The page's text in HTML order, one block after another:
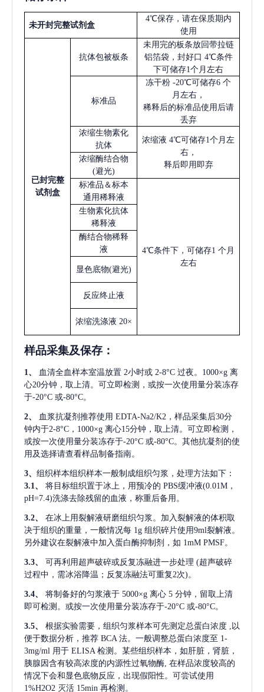
未开封完整试剂盒
4℃保存，请在保质期内
使用
已封完整
试剂盒
抗体包被板条
未用完的板条放回带拉链
铝箔袋，封好口 4℃条件
下可储存1个月左右
标准品
冻干粉 -20℃可储存6 个
月左右，
稀释后的标准品使用后请
丢弃
浓缩生物素化
抗体
浓缩液 4℃可储存1个月左
右，
释后即用即弃
浓缩酶结合物
(避光)
标准品＆标本
通用稀释液
4℃条件下，可储存1 个月
左右
生物素化抗体
稀释液
酶结合物稀释
液
显色底物(避光)
反应终止液
浓缩洗涤液 20×
样品采集及保存 ：
1、 血清全血样本室温放置 2小时或 2-8°C 过夜。1000×g 离
心20分钟，取上清。可立即检测，或按一次使用量分装冻存
于-20°C 或-80°C。
2、 血浆抗凝剂推荐使用 EDTA-Na2/K2，样品采集后30分
钟内于2-8°C，1000×g 离心15分钟，取上清。可立即检测，
或按一次使用量分装冻存于-20°C 或-80°C。其他抗凝剂的使
用及选择请查看样品制备指南。
3、 组织样本组织样本一般制成组织匀浆，处理方法如下：
3.1、
将目标组织置于冰上，用预冷的 PBS缓冲液(0.01M，
pH=7.4)洗涤去除残留的血液，称重后备用。
3.2、
在冰上用裂解液研磨组织匀浆。加入裂解液的体积取
决于组织的重量，一般情况每 1g 组织碎片使用9ml裂解液。
另外建议在裂解液中加入蛋白酶抑制剂，如 1mM PMSF。
3.3、 可再利用超声破碎或反复冻融进一步处理 (超声破碎
过程中，需冰浴降温；反复冻融法可重复2次)。
3.4、 将制备好的匀浆液于 5000×g 离心 5 分钟，留取上清
即可检测。或按一次使用量分装冻存于-20°C 或-80°C。
3.5、 根据实验需要，组织匀浆样本可先测定总蛋白浓度
,以
便于数据分析，推荐 BCA 法。一般调整总蛋白浓度至 1-
3mg/ml 用于 ELISA 检测。某些组织样本，如肝脏，肾脏，
胰腺因含有较高浓度的内源性过氧物酶, 在样品浓度较高的
情况下会和显色底物反应，出现假阳性。可尝试使用
1%H2O2 灭活 15min 再检测。